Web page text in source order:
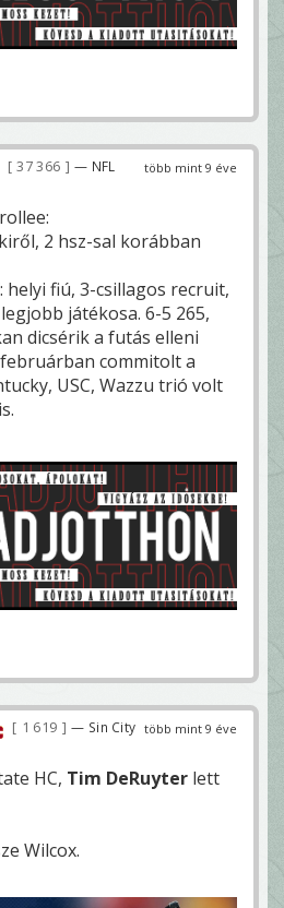
több mint 9 éve
37 366
— NFL
2 hsz-sal korábban
: helyi fiú, 3-csillagos recruit,
játékosa. 6-5 265,
dicsérik a futás elleni
commitolt a
USC, Wazzu trió volt
több mint 9 éve
1 619
— Sin City
HC, Tim DeRuyter lett
Wilcox.